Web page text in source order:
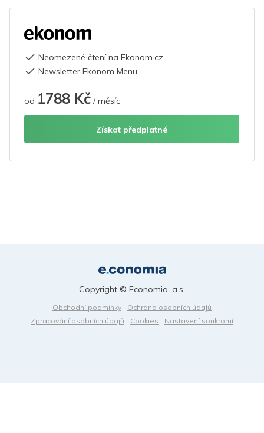
Neomezené čtení na Ekonom.cz
Newsletter Ekonom Menu
od 1788 Kč / měsíc
Získat předplatné
Obchodní podmínky
Ochrana osobních údajů
Zpracování osobních údajů
Cookies Nastavení soukromí
Copyright © Economia, a.s.